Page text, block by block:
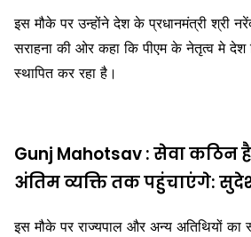
इस मौके पर उन्होंने देश के प्रधानमंत्री श्री
सराहना की ओर कहा कि पीएम के नेतृत्व मे
स्थापित कर रहा है।
Gunj Mahotsav : सेवा
अंतिम व्यक्ति तक पहुंचाएंगे:
इस मौके पर राज्यपाल और अन्य अतिथियों का